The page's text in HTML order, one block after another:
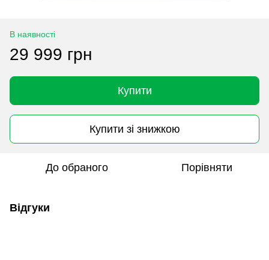
В наявності
29 999 грн
Купити
Купити зі знижкою
До обраного Порівняти
Відгуки